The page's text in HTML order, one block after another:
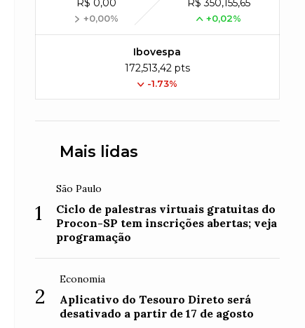
R$ 0,00
+0,00%
R$ 350,155,65
+0,02%
Ibovespa
172,513,42 pts
-1.73%
Mais lidas
1
São Paulo
Ciclo de palestras virtuais gratuitas do
Procon-SP tem inscrições abertas; veja
programação
2
Economia
Aplicativo do Tesouro Direto será
desativado a partir de 17 de agosto